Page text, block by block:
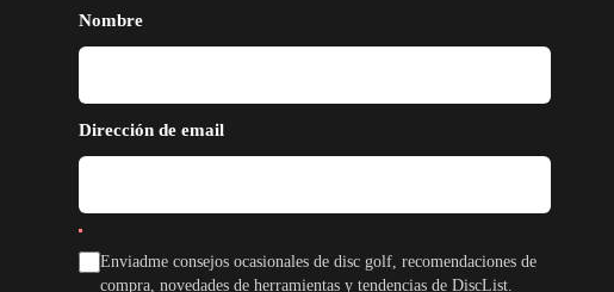
Nombre
Dirección de email
Enviadme consejos ocasionales de disc golf, recomendaciones de
compra, novedades de herramientas y tendencias de DiscList.